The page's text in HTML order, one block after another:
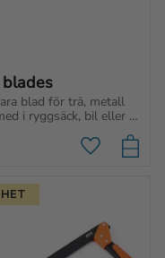
blades
blad för trä, metall
i ryggsäck, bil eller
Lägg till i